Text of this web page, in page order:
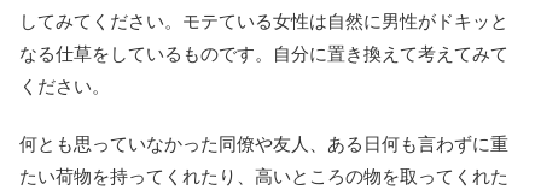
してみてください。モテている女性は自然に男性がドキッと
なる仕草をしているものです。自分に置き換えて考えてみて
ください。
何とも思っていなかった同僚や友人、ある日何も言わずに重
たい荷物を持ってくれたり、高いところの物を取ってくれた